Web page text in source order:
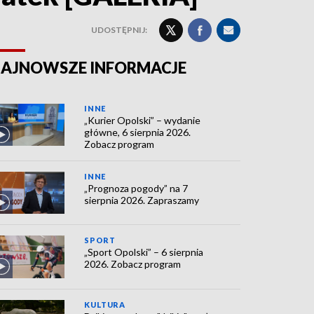
UDOSTĘPNIJ:
INFORMACJE
INNE
„Kurier Opolski” – wydanie
główne, 6 sierpnia 2026.
Zobacz program
INNE
„Prognoza pogody” na 7
sierpnia 2026. Zapraszamy
SPORT
„Sport Opolski” – 6 sierpnia
2026. Zobacz program
KULTURA